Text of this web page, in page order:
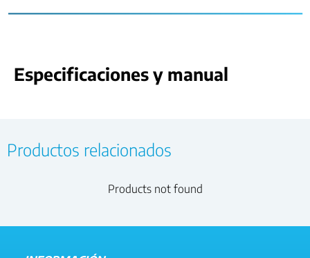
Especificaciones y manual
Productos relacionados
Products not found